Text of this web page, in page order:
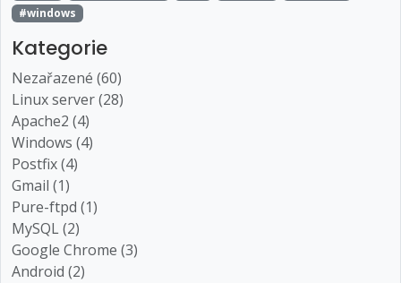
#windows
Kategorie
Nezařazené (60)
Linux server (28)
Apache2 (4)
Windows (4)
Postfix (4)
Gmail (1)
Pure-ftpd (1)
MySQL (2)
Google Chrome (3)
Android (2)